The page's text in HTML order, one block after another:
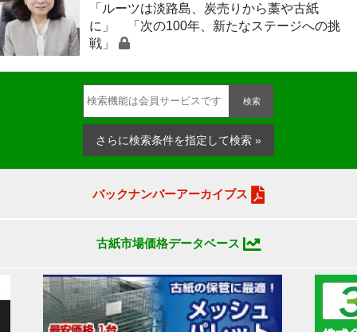
「ルーツは淡路島、炭売りから藁や古紙
に」 「次の100年、新たなステージへの挑
戦」
検索
さらに検索条件を指定して検索 »
バックナンバーアーカイブス
古紙市場価格データベース